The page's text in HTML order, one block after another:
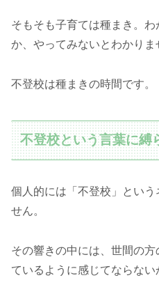
そもそも子育ては種まき。
か、やってみないとわかりま
不登校は種まきの時間です。
不登校という言葉に縛
個人的には「不登校」とい
せん。
その響きの中には、世間の
ているように感じてならない